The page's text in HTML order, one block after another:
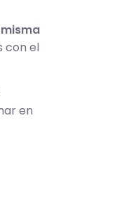
con el
en